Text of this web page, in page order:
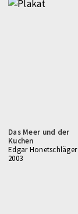
Das Meer und der
Kuchen
Edgar Honetschläger
2003